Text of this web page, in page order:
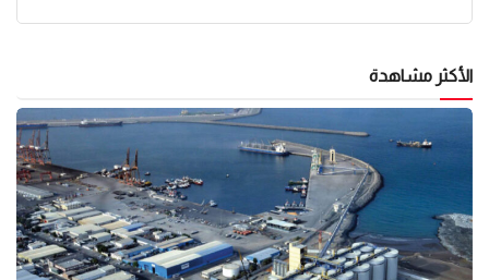
الأكثر مشاهدة